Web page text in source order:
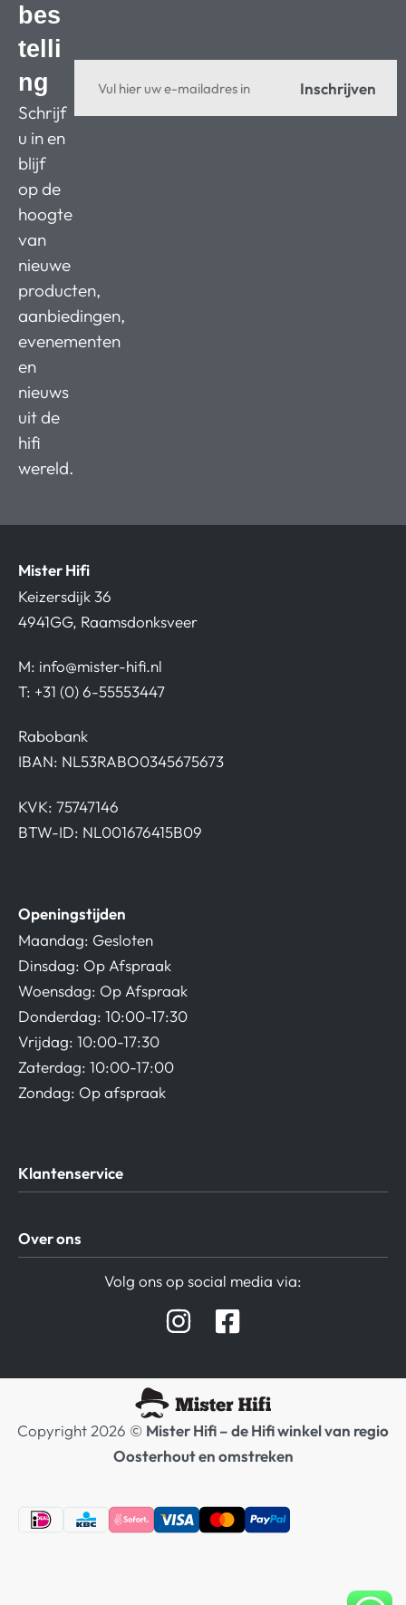
bes
telli
ng
Schrijf
u in en
blijf
op de
hoogte
van
nieuwe
producten,
aanbiedingen,
evenementen
en
nieuws
uit de
hifi
wereld.
Inschrijven
Mister Hifi
Keizersdijk 36
4941GG, Raamsdonksveer
M: info@mister-hifi.nl
T: +31 (0) 6-55553447
Rabobank
IBAN: NL53RABO0345675673
KVK: 75747146
BTW-ID: NL001676415B09
Openingstijden
Maandag: Gesloten
Dinsdag: Op Afspraak
Woensdag: Op Afspraak
Donderdag: 10:00-17:30
Vrijdag: 10:00-17:30
Zaterdag: 10:00-17:00
Zondag: Op afspraak
Klantenservice
Privacy beleid
Verzending / Retour
Afspraak Demoruimte
Over ons
Hifi winkel Raamsdonksveer
Volg ons op social media via:
Copyright 2026 © Mister Hifi – de Hifi winkel van regio
Oosterhout en omstreken